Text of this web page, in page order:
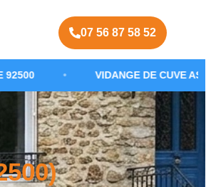
07 56 87 58 52
VIDANGE DE CUVE ASSAINISSEMENT